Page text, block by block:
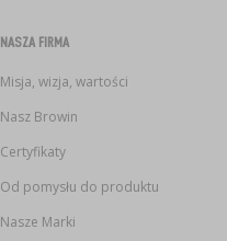
NASZA FIRMA
Misja, wizja, wartości
Nasz Browin
Certyfikaty
Od pomysłu do produktu
Nasze Marki